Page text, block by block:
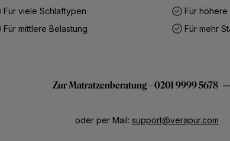
Für viele Schlaftypen
Für mittlere Belastung
Für höhere
Für mehr
Zur Matratzenberatung – 0201 9999 5678
oder per Mail: support@verapur.com